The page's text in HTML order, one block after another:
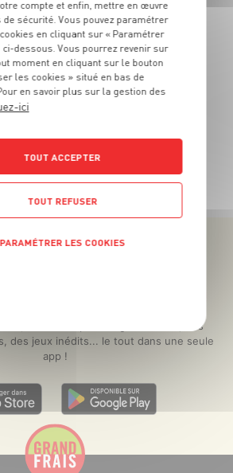
5 €
99
TOUTES NOS PROMOTIONS
pour profiter d’offres exclusives !
des récompenses généreuses, des
des jeux inédits... le tout dans une seule
app !
compte et enfin, mettre en œuvre
sécurité. Vous pouvez paramétrer
en cliquant sur « Paramétrer
ci-dessous. Vous pourrez revenir sur
moment en cliquant sur le bouton
les cookies » situé en bas de
en savoir plus sur la gestion des
ici
TOUT ACCEPTER
TOUT REFUSER
PARAMÉTRER LES COOKIES